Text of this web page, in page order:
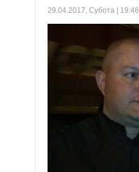
29.04.2017, Субота | 19:46